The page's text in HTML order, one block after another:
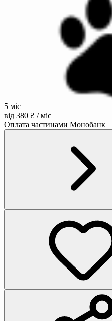
5 міс
від 380 ₴ / міс
Оплата частинами Монобанк